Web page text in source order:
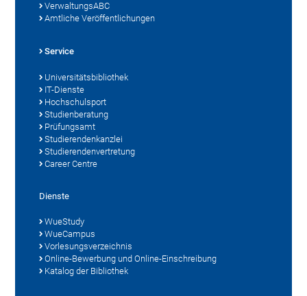
VerwaltungsABC
Amtliche Veröffentlichungen
Service
Universitätsbibliothek
IT-Dienste
Hochschulsport
Studienberatung
Prüfungsamt
Studierendenkanzlei
Studierendenvertretung
Career Centre
Dienste
WueStudy
WueCampus
Vorlesungsverzeichnis
Online-Bewerbung und Online-Einschreibung
Katalog der Bibliothek